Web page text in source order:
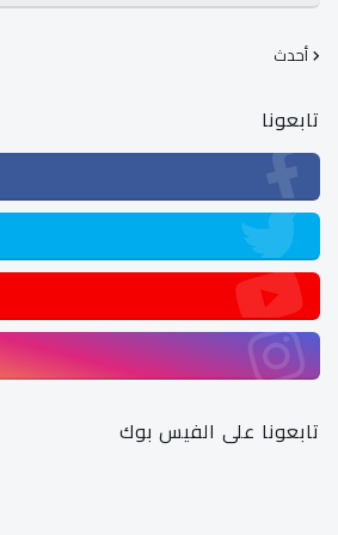
أحدث
تابعونا
تابعونا على الفيس بوك